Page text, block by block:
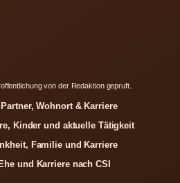
von der Redaktion gepruft.
Wohnort & Karriere
Kinder und aktuelle Tätigkeit
Familie und Karriere
und Karriere nach CSI